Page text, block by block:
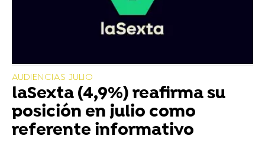
AUDIENCIAS JULIO
laSexta (4,9%) reafirma su
posición en julio como
referente informativo